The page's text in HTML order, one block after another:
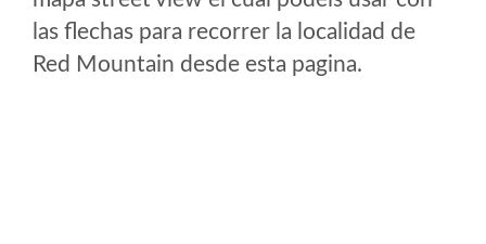
las flechas para recorrer la localidad de
Red Mountain desde esta pagina.